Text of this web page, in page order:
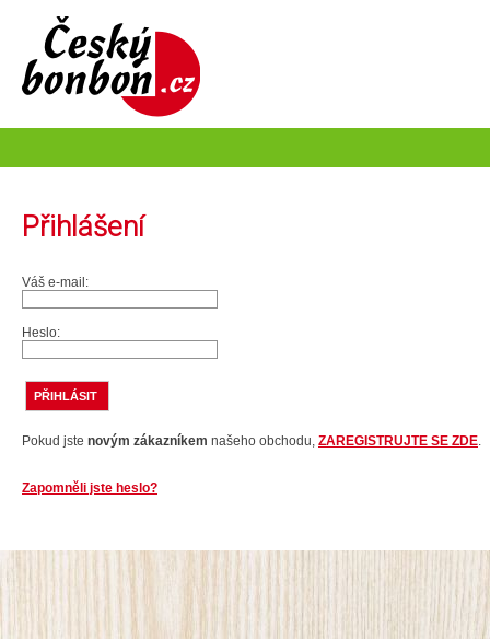
Přihlášení
Váš e-mail:
Heslo:
Pokud jste novým zákazníkem našeho obchodu, ZAREGISTRUJTE SE ZDE.
Zapomněli jste heslo?